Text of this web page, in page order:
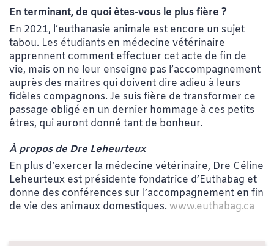
En terminant, de quoi êtes-vous le plus fière ?
En 2021, l’euthanasie animale est encore un sujet
tabou. Les étudiants en médecine vétérinaire
apprennent comment effectuer cet acte de fin de
vie, mais on ne leur enseigne pas l’accompagnement
auprès des maîtres qui doivent dire adieu à leurs
fidèles compagnons. Je suis fière de transformer ce
passage obligé en un dernier hommage à ces petits
êtres, qui auront donné tant de bonheur.
À propos de Dre Leheurteux
En plus d’exercer la médecine vétérinaire, Dre Céline
Leheurteux est présidente fondatrice d’Euthabag et
donne des conférences sur l’accompagnement en fin
de vie des animaux domestiques. www.euthabag.ca